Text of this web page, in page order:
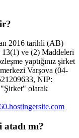
2016 tarihli (AB)
ve (2) Maddeleri
yaptığınız şirket
Varşova (04-
NIP:
olarak
mı?